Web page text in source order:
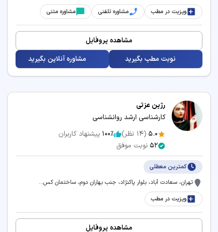
ویزیت در مطب
مشاوره تلفنی مشاوره متنی
مشاهده پروفایل
نوبت مطب بگیرید
مشاوره آنلاین بگیرید
رژین عزتی
کارشناسی ارشد روانشناسی
5.0
(
14 نظر) 100٪ پیشنهاد کاربران
52 نوبت موفق
کمترین معطلی
تهران، سعادت آباد، بلوار پاکنژاد، جنب بهاران دوم، ساختمان کس...
ویزیت در مطب
مشاهده پروفایل